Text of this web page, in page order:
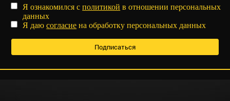
Я ознакомился сполитикой в отношении персональных
данных
Я даюсогласие на обработку персональных данных